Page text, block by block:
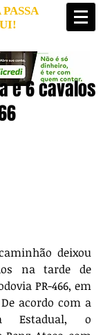
e 6 cavalos
deixou
na tarde de
PR-466, em
acordo com a
Estadual, o